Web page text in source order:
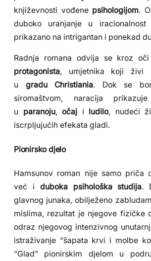
književnosti vođene psihologijom.
duboko uranjanje u iracionalnost
prikazano na intrigantan i ponekad
Radnja romana odvija se kroz oči
protagonista, umjetnika koji živi
u gradu Christiania. Dok se
siromaštvom, naracija
u paranoju,očaj i ludilo, nudeći
iscrpljujućih efekata gladi.
Pionirsko djelo
Hamsunov roman nije samo priča
već i duboka psihološka studija.
glavnog junaka, obilježeno
mislima, rezultat je njegove fizičke
odraz njegovog intenzivnog
istraživanje “šapata krvi i molbe
“Glad” pionirskim djelom u